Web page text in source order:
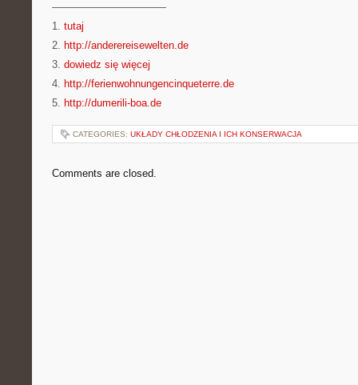
———————————
1. tutaj
2. http://anderereisewelten.de
3. dowiedz się więcej
4. http://ferienwohnungencinqueterre.de
5. http://dumerili-boa.de
CATEGORIES: UKŁADY CHŁODZENIA I ICH KONSERWACJA
Comments are closed.